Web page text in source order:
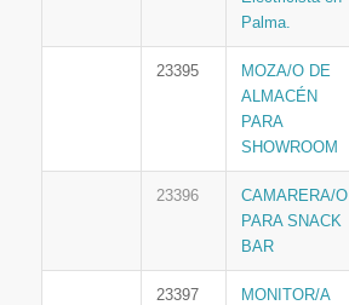
Palma.
23395
MOZA/O DE
ALMACÉN
PARA
SHOWROOM
23396
CAMARERA/O
PARA SNACK
BAR
23397
MONITOR/A